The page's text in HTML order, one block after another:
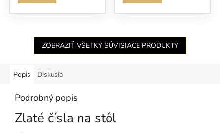
ZOBRAZIŤ VŠETKY SÚVISIACE PRODUKTY
Popis Diskusia
Podrobný popis
Zlaté čísla na stôl